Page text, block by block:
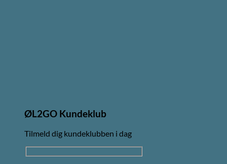
ØL2GO Kundeklub
Tilmeld dig kundeklubben i dag